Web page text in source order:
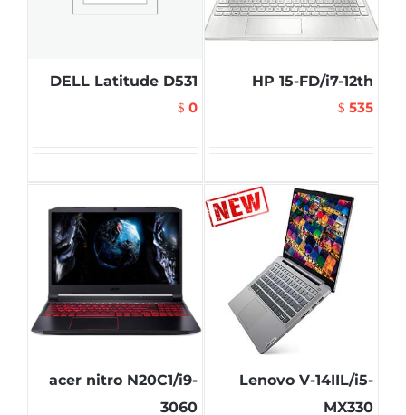
HP 15-FD/i7-12th
$ 535
DELL Latitude D531
$ 0
Lenovo V-14IIL/i5-
MX330
acer nitro N20C1/i9-
3060